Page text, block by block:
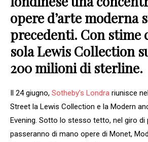
opere d’arte moderna
precedenti. Con stime
sola Lewis Collection
200 milioni di sterline.
Il 24 giugno, Sotheby’s Londra riunisce
Street la Lewis Collection e la Modern
Evening. Sotto lo stesso tetto, nel giro di
passeranno di mano opere di Monet,